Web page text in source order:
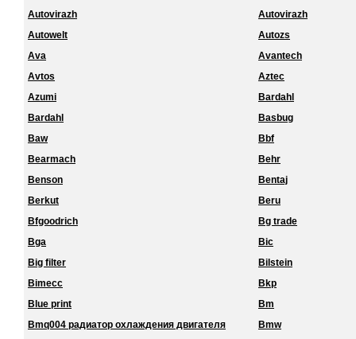
Autovirazh
Autovirazh
Autowelt
Autozs
Ava
Avantech
Avtos
Aztec
Azumi
Bardahl
Bardahl
Basbug
Baw
Bbf
Bearmach
Behr
Benson
Bentaj
Berkut
Beru
Bfgoodrich
Bg trade
Bga
Bic
Big filter
Bilstein
Bimecc
Bkp
Blue print
Bm
Bmq004 радиатор охлаждения двигателя
Bmw